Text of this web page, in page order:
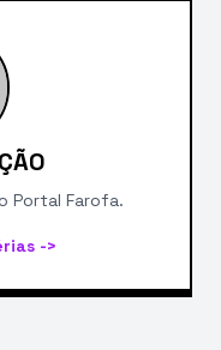
Portal Farofa.
->